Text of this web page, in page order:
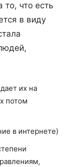
то, что есть
в виду
их на
потом
в интернете)